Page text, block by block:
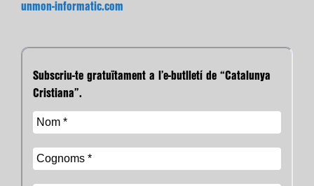
unmon-informatic.com
Subscriu-te gratuïtament a l’e-butlletí de “Catalunya
Cristiana”.